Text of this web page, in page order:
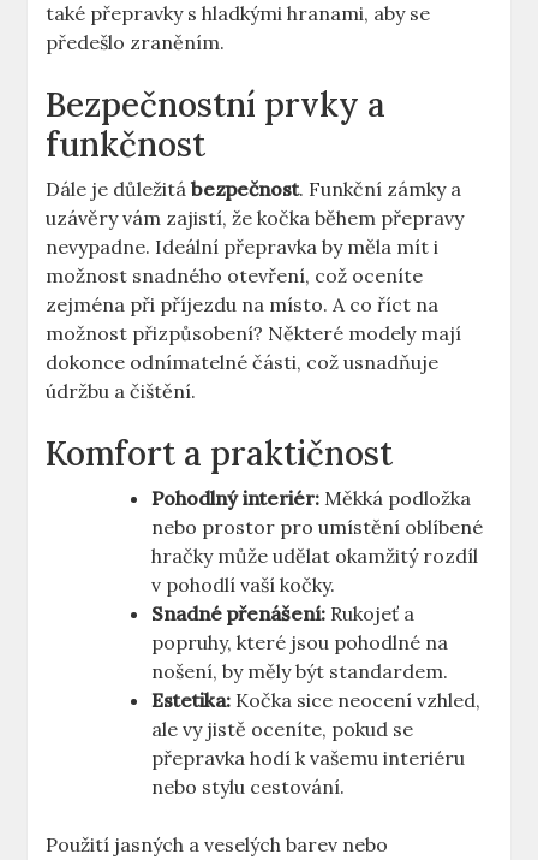
také přepravky s hladkými hranami, aby se
předešlo zraněním.
Bezpečnostní prvky a
funkčnost
Dále je důležitábezpečnost. Funkční zámky a
uzávěry vám zajistí, že kočka během přepravy
nevypadne. Ideální přepravka by měla mít i
možnost snadného otevření, což oceníte
zejména při příjezdu na místo. A co říct na
možnost přizpůsobení? Některé modely mají
dokonce odnímatelné části, což usnadňuje
údržbu a čištění.
Komfort a praktičnost
Pohodlný interiér: Měkká podložka
nebo prostor pro umístění oblíbené
hračky může udělat okamžitý rozdíl
v pohodlí vaší kočky.
Snadné přenášení: Rukojeť a
popruhy, které jsou pohodlné na
nošení, by měly být standardem.
Estetika: Kočka sice neocení vzhled,
ale vy jistě oceníte, pokud se
přepravka hodí k vašemu interiéru
nebo stylu cestování.
Použití jasných a veselých barev nebo